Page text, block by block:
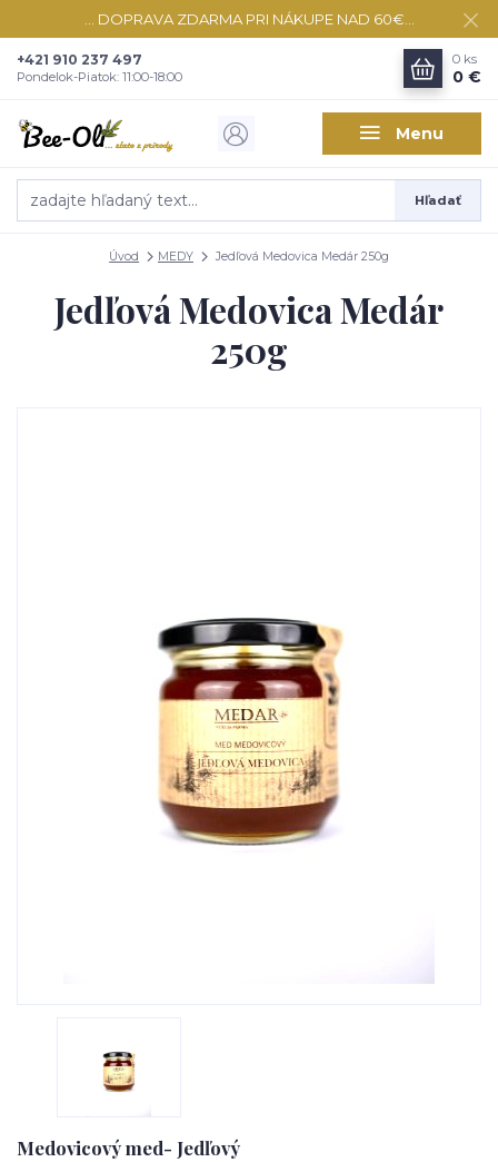
... DOPRAVA ZDARMA PRI NÁKUPE NAD 60€...
Menu
Hľadať
+421 910 237 497
Pondelok-Piatok: 11:00-18:00
0 ks
0 €
Úvod MEDY Jedľová Medovica Medár 250g
Jedľová Medovica Medár
250g
Medovicový med- Jedľový